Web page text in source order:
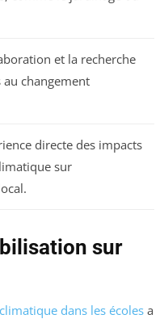
et la recherche
au changement
directe des impacts
sur
sur
climatique dans les écoles a